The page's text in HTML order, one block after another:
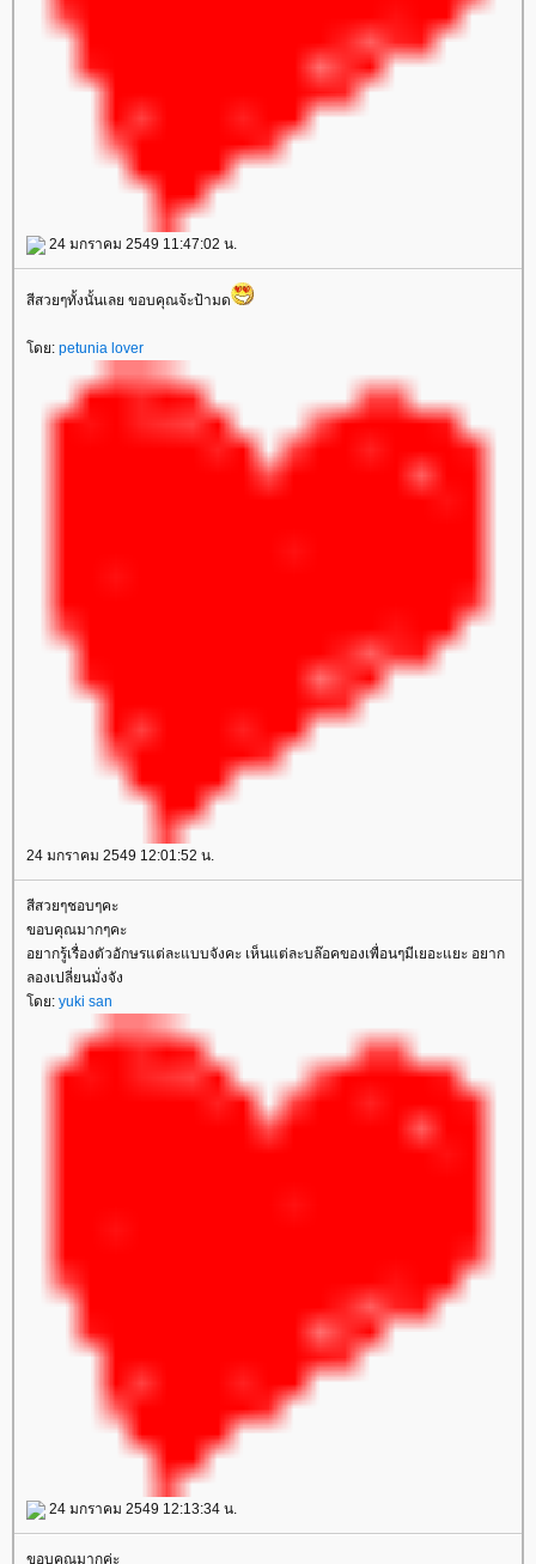
24 มกราคม 2549 11:47:02 น.
สีสวยๆทั้งนั้นเลย ขอบคุณจ้ะป้ามด
ดย: petunia lover
24 มกราคม 2549 12:01:52 น.
สีสวยๆชอบๆคะ
ขอบคุณมากๆคะ
อยากรู้เรื่องตัวอักษรแต่ละแบบจังคะ เห็นแต่ละบล๊อคของเพื่อนๆมีเยอะแยะ อยาก
ลองเปลี่ยนมั่งจัง
ดย: yuki san
24 มกราคม 2549 12:13:34 น.
ขอบคุณมากค่ะ